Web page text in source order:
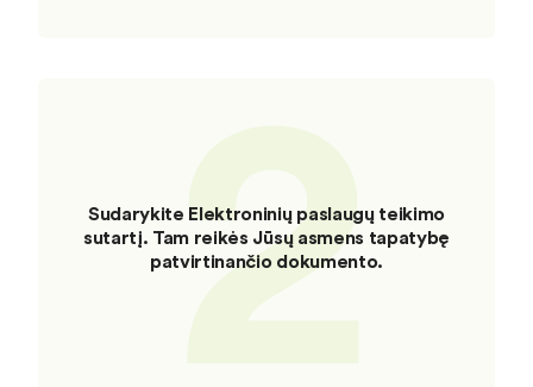
2
Sudarykite Elektroninių paslaugų teikimo
sutartį. Tam reikės Jūsų asmens tapatybę
patvirtinančio dokumento.